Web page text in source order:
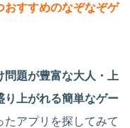
おすすめのなぞなぞゲ
問題が豊富な大人・上
り上がれる簡単なゲー
たアプリを探してみて